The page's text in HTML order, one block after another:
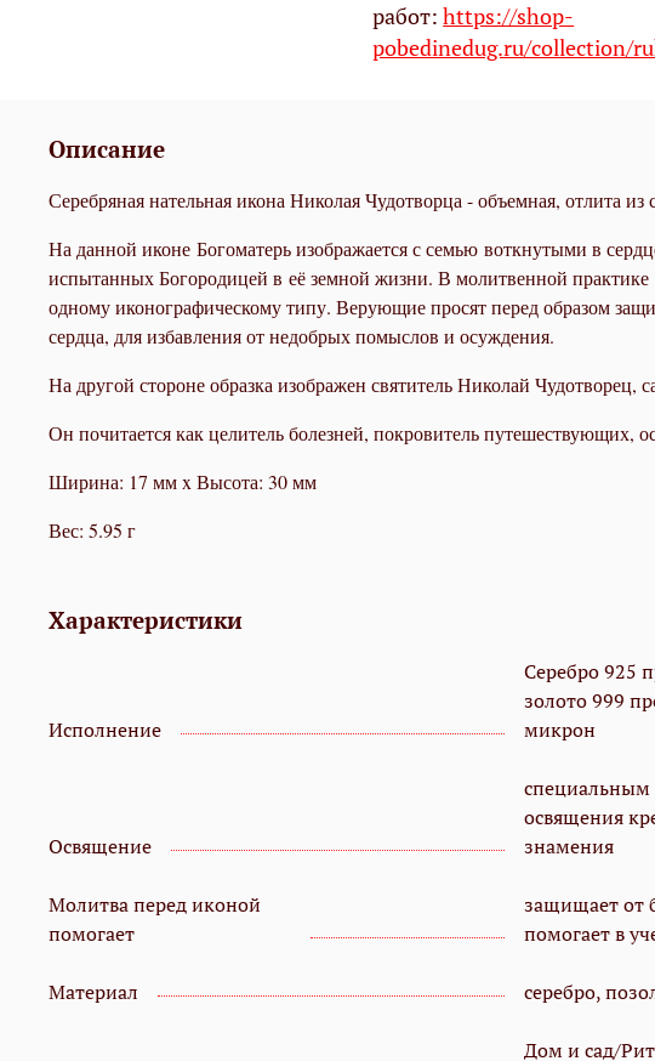
работ:https://shop-
pobedinedug.ru/collection/
Описание
Серебряная нательная икона Николая Чудотворца - объемная, отлита
На данной иконе Богоматерь изображается с семью воткнутыми в
испытанных Богородицей в её земной жизни. В молитвенной
одному иконографическому типу. Верующие просят перед образом
сердца, для избавления от недобрых помыслов и осуждения.
На другой стороне образка изображен святитель Николай Чудотворец,
Он почитается как целитель болезней, покровитель путешествующих,
Ширина: 17 мм x Высота: 30 мм
Вес: 5.95 г
Характеристики
Исполнение
Серебро 925
золото 999
микрон
Освящение
освящения
знамения
Молитва перед иконой
помогает
защищает от
помогает в
Материал серебро,
Дом и сад/